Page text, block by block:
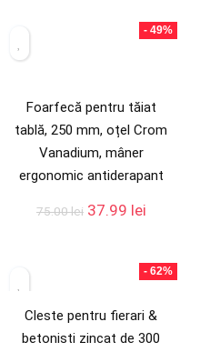
- 49%
Foarfecă pentru tăiat
tablă, 250 mm, oțel Crom
Vanadium, mâner
ergonomic antiderapant
75.00lei 37.99 lei
- 62%
Cleste pentru fierari &
betonisti zincat de 300